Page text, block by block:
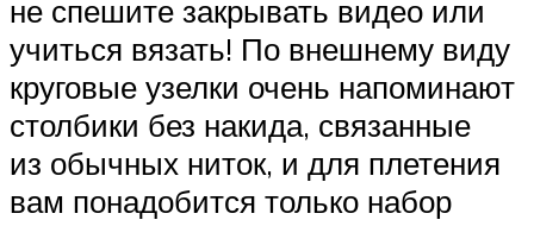
не спешите закрывать видео или
учиться вязать! По внешнему виду
круговые узелки очень напоминают
столбики без накида, связанные
из обычных ниток, и для плетения
вам понадобится только набор